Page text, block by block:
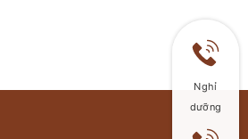
Nghỉ
dưỡng